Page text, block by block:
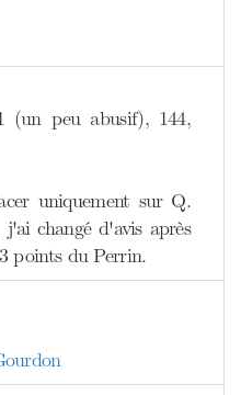
(un peu abusif), 144,
uniquement sur Q.
changé d'avis après
points du Perrin.